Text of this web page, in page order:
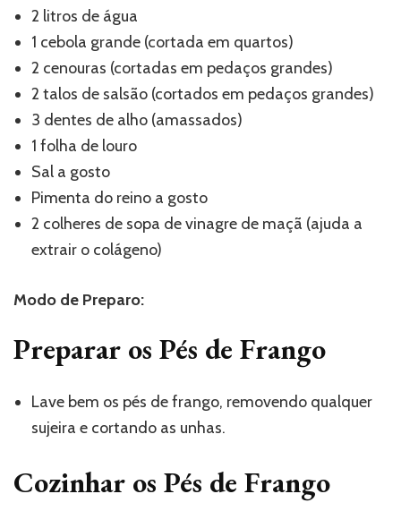
2 litros de água
1 cebola grande (cortada em quartos)
2 cenouras (cortadas em pedaços grandes)
2 talos de salsão (cortados em pedaços grandes)
3 dentes de alho (amassados)
1 folha de louro
Sal a gosto
Pimenta do reino a gosto
2 colheres de sopa de vinagre de maçã (ajuda a
extrair o colágeno)
Modo de Preparo:
Preparar os Pés de Frango
Lave bem os pés de frango, removendo qualquer
sujeira e cortando as unhas.
Cozinhar os Pés de Frango